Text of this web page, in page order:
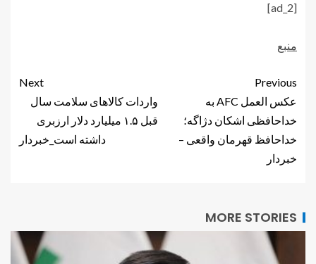
[ad_2]
منبع
Previous
عکس العمل AFC به
خداحافظی اشکان دژاگه؛
خداحافظ قهرمان واقعی –
خبردار
Next
واردات کالاهای سلامت سال
قبل ۱.۵ میلیارد دلار ارزبری
داشته است_خبردار
MORE STORIES